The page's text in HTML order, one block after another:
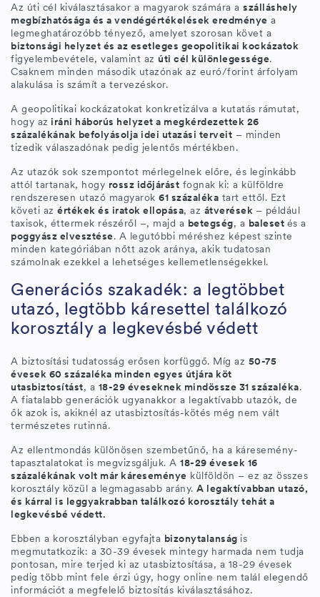
Az úti cél kiválasztásakor a magyarok számára a szálláshely
megbízhatósága és a vendégértékelések eredménye a
legmeghatározóbb tényező, amelyet szorosan követ a
biztonsági helyzet és az esetleges geopolitikai kockázatok
figyelembevétele, valamint az úti cél különlegessége.
Csaknem minden második utazónak az euró/forint árfolyam
alakulása is számít a tervezéskor.
A geopolitikai kockázatokat konkretizálva a kutatás rámutat,
hogy az iráni háborús helyzet a megkérdezettek 26
százalékának befolyásolja idei utazási terveit – minden
tizedik válaszadónak pedig jelentős mértékben.
Az utazók sok szempontot mérlegelnek előre, és leginkább
attól tartanak, hogy rossz időjárást fognak ki: a külföldre
rendszeresen utazó magyarok 61 százaléka tart ettől. Ezt
követi az értékek és iratok ellopása, az átverések – például
taxisok, éttermek részéről –, majd a betegség, a baleset és a
poggyász elvesztése. A legutóbbi méréshez képest szinte
minden kategóriában nőtt azok aránya, akik tudatosan
számolnak ezekkel a lehetséges kellemetlenségekkel.
Generációs szakadék: a legtöbbet
utazó, legtöbb káresettel találkozó
korosztály a legkevésbé védett
A biztosítási tudatosság erősen korfüggő. Míg az 50-75
évesek 60 százaléka minden egyes útjára köt
utasbiztosítást, a 18-29 éveseknek mindössze 31 százaléka.
A fiatalabb generációk ugyanakkor a legaktívabb utazók, de
ők azok is, akiknél az utasbiztosítás-kötés még nem vált
természetes rutinná.
Az ellentmondás különösen szembetűnő, ha a káresemény-
tapasztalatokat is megvizsgáljuk. A 18-29 évesek 16
százalékának volt már káreseménye külföldön – ez az összes
korosztály közül a legmagasabb arány. A legaktívabban utazó,
és kárral is leggyakrabban találkozó korosztály tehát a
legkevésbé védett.
Ebben a korosztályban egyfajta bizonytalanság is
megmutatkozik: a 30-39 évesek mintegy harmada nem tudja
pontosan, mire terjed ki az utasbiztosítása, a 18-29 évesek
pedig több mint fele érzi úgy, hogy online nem talál elegendő
információt a megfelelő biztosítás kiválasztásához.